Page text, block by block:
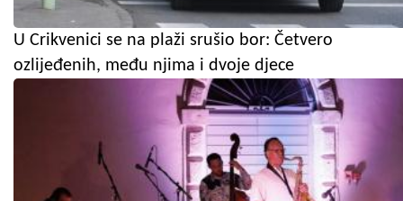
U Crikvenici se na plaži srušio bor: Četvero
ozlijeđenih, među njima i dvoje djece